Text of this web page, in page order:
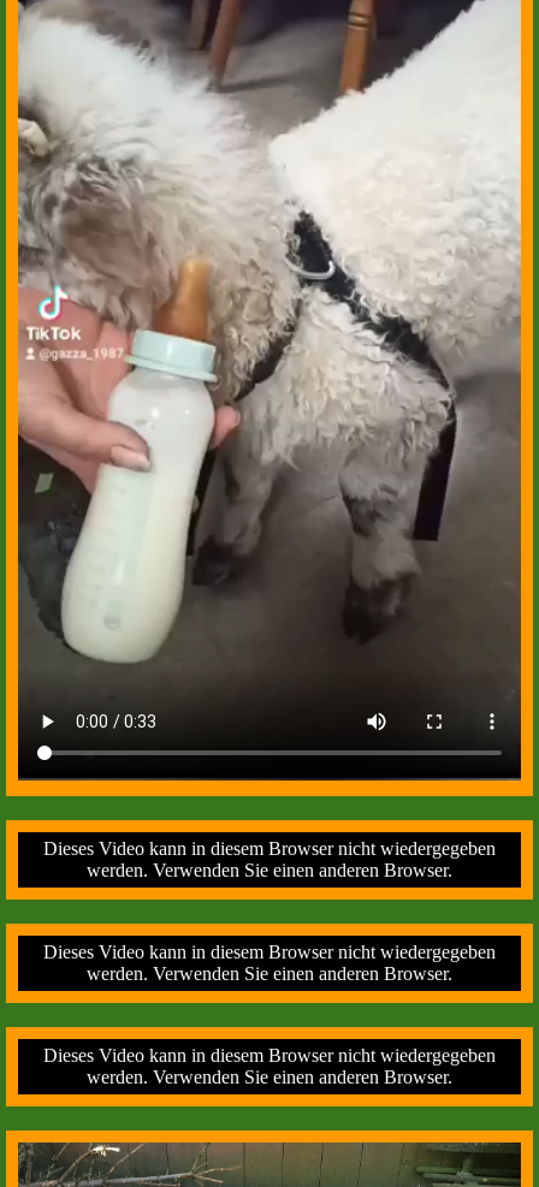
Dieses Video kann in diesem Browser nicht wiedergegeben
werden. Verwenden Sie einen anderen Browser.
Dieses Video kann in diesem Browser nicht wiedergegeben
werden. Verwenden Sie einen anderen Browser.
Dieses Video kann in diesem Browser nicht wiedergegeben
werden. Verwenden Sie einen anderen Browser.